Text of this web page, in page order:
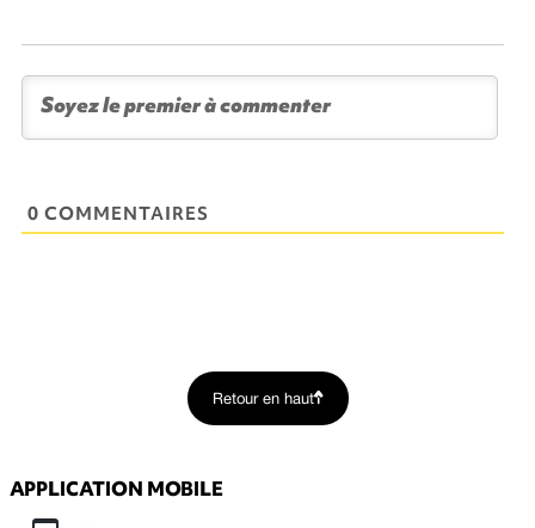
0 COMMENTAIRES
Retour en haut
APPLICATION MOBILE